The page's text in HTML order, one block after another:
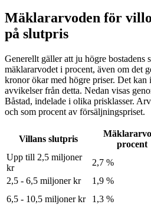
Mäklararvoden för
på slutpris
Generellt gäller att ju högre bostadens
mäklararvodet i procent, även om det
kronor ökar med högre priser. Det kan
avvikelser från detta. Nedan visas
Båstad, indelade i olika prisklasser.
och som procent av försäljningspriset.
Villans slutpris
procent
Upp till 2,5 miljoner
kr
2,7 %
2,5 - 6,5 miljoner kr
1,9 %
6,5 - 10,5 miljoner kr
1,3 %